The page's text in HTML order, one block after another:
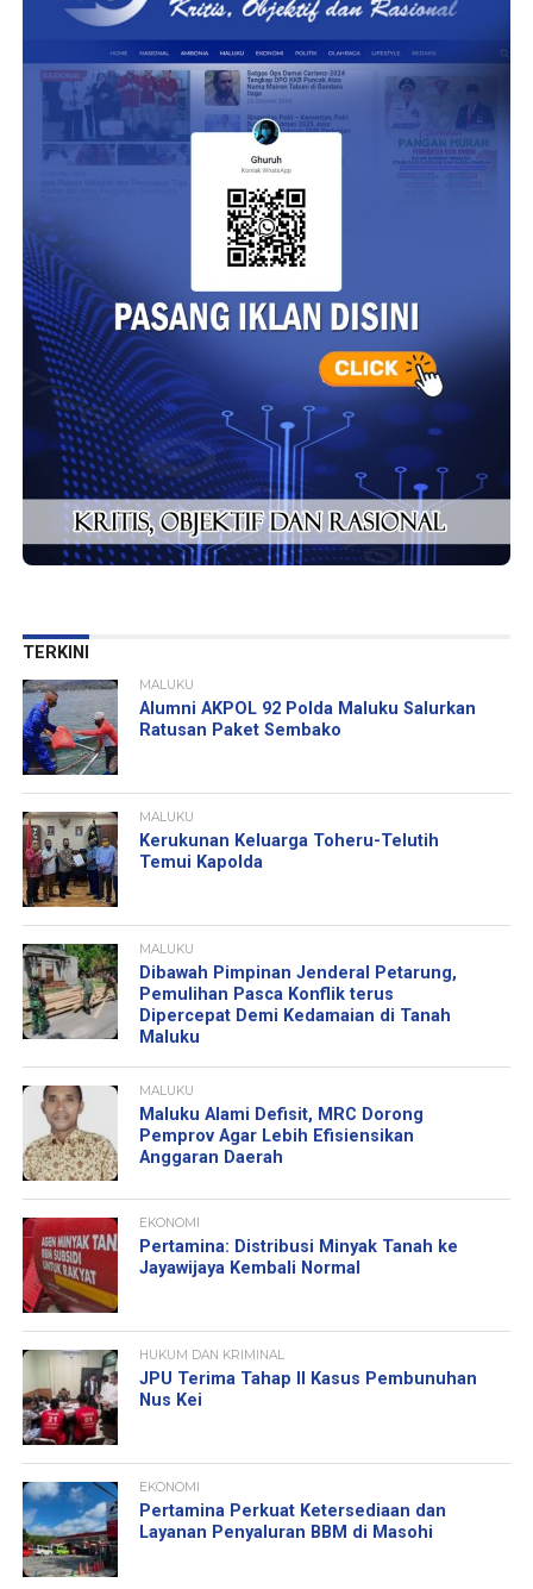
TERKINI
MALUKU
Alumni AKPOL 92 Polda Maluku Salurkan
Ratusan Paket Sembako
MALUKU
Kerukunan Keluarga Toheru-Telutih
Temui Kapolda
MALUKU
Dibawah Pimpinan Jenderal Petarung,
Pemulihan Pasca Konflik terus
Dipercepat Demi Kedamaian di Tanah
Maluku
MALUKU
Maluku Alami Defisit, MRC Dorong
Pemprov Agar Lebih Efisiensikan
Anggaran Daerah
EKONOMI
Pertamina: Distribusi Minyak Tanah ke
Jayawijaya Kembali Normal
HUKUM DAN KRIMINAL
JPU Terima Tahap II Kasus Pembunuhan
Nus Kei
EKONOMI
Pertamina Perkuat Ketersediaan dan
Layanan Penyaluran BBM di Masohi